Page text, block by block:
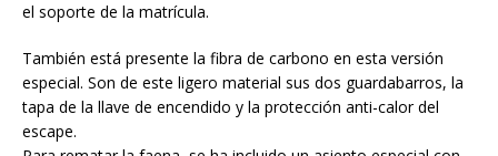
el soporte de la matrícula.
También está presente la fibra de carbono en esta versión
especial. Son de este ligero material sus dos guardabarros, la
tapa de la llave de encendido y la protección anti-calor del
escape.